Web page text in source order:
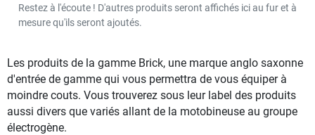
Restez à l'écoute ! D'autres produits seront affichés ici au fur et à
mesure qu'ils seront ajoutés.
Les produits de la gamme Brick, une marque anglo saxonne
d'entrée de gamme qui vous permettra de vous équiper à
moindre couts. Vous trouverez sous leur label des produits
aussi divers que variés allant de la motobineuse au groupe
électrogène.